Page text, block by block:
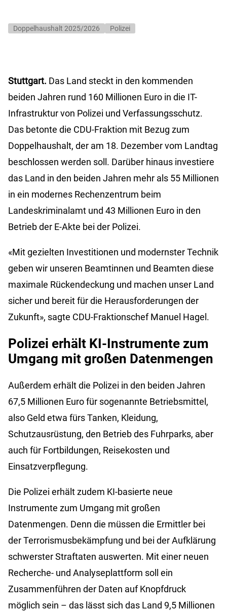
Doppelhaushalt 2025/2026 Polizei
Stuttgart. Das Land steckt in den kommenden
beiden Jahren rund 160 Millionen Euro in die IT-
Infrastruktur von Polizei und Verfassungsschutz.
Das betonte die CDU-Fraktion mit Bezug zum
Doppelhaushalt, der am 18. Dezember vom Landtag
beschlossen werden soll. Darüber hinaus investiere
das Land in den beiden Jahren mehr als 55 Millionen
in ein modernes Rechenzentrum beim
Landeskriminalamt und 43 Millionen Euro in den
Betrieb der E-Akte bei der Polizei.
«Mit gezielten Investitionen und modernster Technik
geben wir unseren Beamtinnen und Beamten diese
maximale Rückendeckung und machen unser Land
sicher und bereit für die Herausforderungen der
Zukunft», sagte CDU-Fraktionschef Manuel Hagel.
Polizei erhält KI-Instrumente zum
Umgang mit großen Datenmengen
Außerdem erhält die Polizei in den beiden Jahren
67,5 Millionen Euro für sogenannte Betriebsmittel,
also Geld etwa fürs Tanken, Kleidung,
Schutzausrüstung, den Betrieb des Fuhrparks, aber
auch für Fortbildungen, Reisekosten und
Einsatzverpflegung.
Die Polizei erhält zudem KI-basierte neue
Instrumente zum Umgang mit großen
Datenmengen. Denn die müssen die Ermittler bei
der Terrorismusbekämpfung und bei der Aufklärung
schwerster Straftaten auswerten. Mit einer neuen
Recherche- und Analyseplattform soll ein
Zusammenführen der Daten auf Knopfdruck
möglich sein – das lässt sich das Land 9,5 Millionen